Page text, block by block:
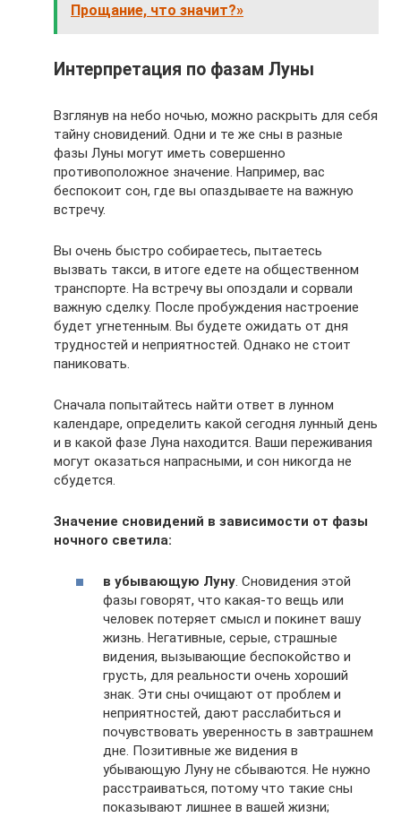
Прощание, что значит?»
Интерпретация по фазам Луны
Взглянув на небо ночью, можно раскрыть для себя
тайну сновидений. Одни и те же сны в разные
фазы Луны могут иметь совершенно
противоположное значение. Например, вас
беспокоит сон, где вы опаздываете на важную
встречу.
Вы очень быстро собираетесь, пытаетесь
вызвать такси, в итоге едете на общественном
транспорте. На встречу вы опоздали и сорвали
важную сделку. После пробуждения настроение
будет угнетенным. Вы будете ожидать от дня
трудностей и неприятностей. Однако не стоит
паниковать.
Сначала попытайтесь найти ответ в лунном
календаре, определить какой сегодня лунный день
и в какой фазе Луна находится. Ваши переживания
могут оказаться напрасными, и сон никогда не
сбудется.
Значение сновидений в зависимости от фазы
ночного светила:
в убывающую Луну. Сновидения этой
фазы говорят, что какая-то вещь или
человек потеряет смысл и покинет вашу
жизнь. Негативные, серые, страшные
видения, вызывающие беспокойство и
грусть, для реальности очень хороший
знак. Эти сны очищают от проблем и
неприятностей, дают расслабиться и
почувствовать уверенность в завтрашнем
дне. Позитивные же видения в
убывающую Луну не сбываются. Не нужно
расстраиваться, потому что такие сны
показывают лишнее в вашей жизни;